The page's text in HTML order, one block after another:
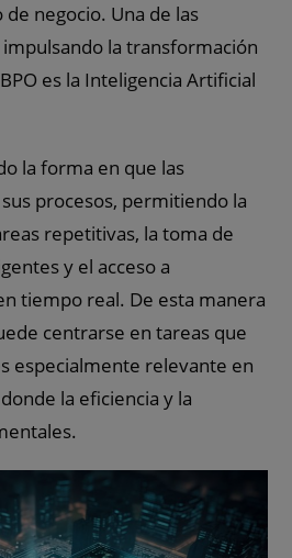
negocio. Una de las
la transformación
es la Inteligencia Artificial
la forma en que las
procesos, permitiendo la
repetitivas, la toma de
y el acceso a
tiempo real. De esta manera
centrarse en tareas que
especialmente relevante en
la eficiencia y la